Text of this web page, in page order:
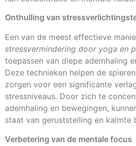
Onthulling van
Een van de meest effectieve
stressvermindering door yoga en
toepassen van diepe ademhaling
Deze technieken helpen de
zorgen voor een significante
stressniveaus. Door zich te
ademhaling en bewegingen,
staat van geruststelling en kalmte
Verbetering van de mentale focus